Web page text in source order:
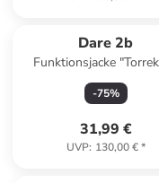
Dare 2b
Funktionsjacke
Lite" in Oliv
-75%
31,99 €
UVP: 130,00 €*